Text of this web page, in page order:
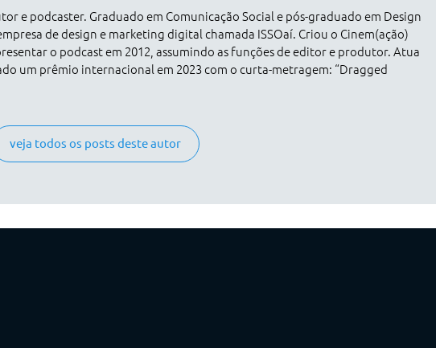
e podcaster. Graduado em Comunicação Social e pós-graduado em Design
de design e marketing digital chamada ISSOaí. Criou o Cinem(ação)
o podcast em 2012, assumindo as funções de editor e produtor. Atua
um prêmio internacional em 2023 com o curta-metragem: “Dragged
veja todos os posts deste autor